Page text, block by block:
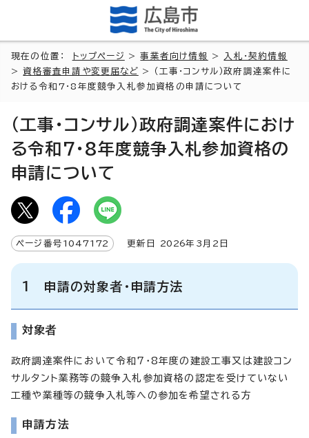
現在の位置： トップページ >事業者向け情報 >
入札・契約情報
>資格審査申請や変更届など > （工事・コンサル）政府調達案件に
おける令和7・8年度競争入札参加資格の申請について
（工事・コンサル）政府調達案件におけ
る令和7・8年度競争入札参加資格の
申請について
ページ番号 1047172 更新日 2026年3月2日
1 申請の対象者・申請方法
対象者
政府調達案件において令和7・8年度の建設工事又は建設コン
サルタント業務等の競争入札参加資格の認定を受けていない
工種や業種等の競争入札等への参加を希望される方
申請方法